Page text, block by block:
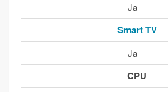
Ja
Smart TV
Ja
CPU